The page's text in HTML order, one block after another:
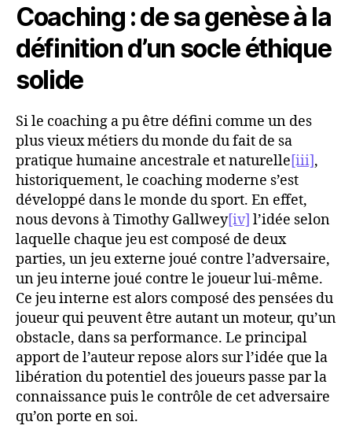
Coaching : de sa genèse à la
définition d’un socle éthique
solide
Si le coaching a pu être défini comme un des
plus vieux métiers du monde du fait de sa
pratique humaine ancestrale et naturelle[iii],
historiquement, le coaching moderne s’est
développé dans le monde du sport. En effet,
nous devons à Timothy Gallwey[iv] l’idée selon
laquelle chaque jeu est composé de deux
parties, un jeu externe joué contre l’adversaire,
un jeu interne joué contre le joueur lui-même.
Ce jeu interne est alors composé des pensées du
joueur qui peuvent être autant un moteur, qu’un
obstacle, dans sa performance. Le principal
apport de l’auteur repose alors sur l’idée que la
libération du potentiel des joueurs passe par la
connaissance puis le contrôle de cet adversaire
qu’on porte en soi.